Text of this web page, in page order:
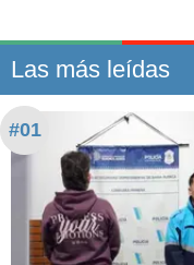
Las más leídas
#01